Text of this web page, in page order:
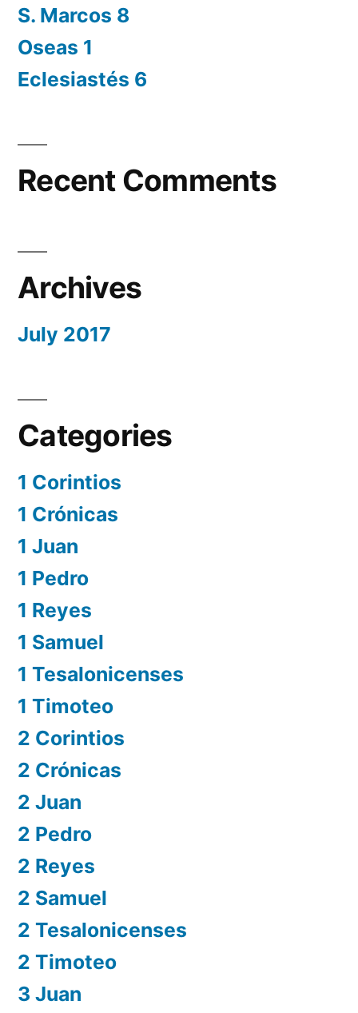
S. Marcos 8
Oseas 1
Eclesiastés 6
Recent Comments
Archives
July 2017
Categories
1 Corintios
1 Crónicas
1 Juan
1 Pedro
1 Reyes
1 Samuel
1 Tesalonicenses
1 Timoteo
2 Corintios
2 Crónicas
2 Juan
2 Pedro
2 Reyes
2 Samuel
2 Tesalonicenses
2 Timoteo
3 Juan